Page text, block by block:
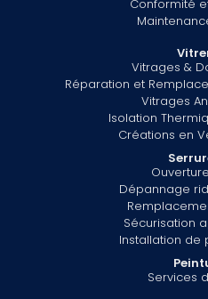
Conformité
Vitrages &
Réparation et
Vitrages
Isolation
Créations en
Dépannage
Sécurisation
Installation de
Services